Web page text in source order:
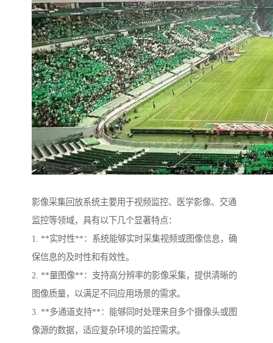
影像采集回放系统主要用于视频监控、医学影像、交通
监控等领域，具有以下几个显著特点：
1. **实时性**：系统能够实时采集视频或图像信息，确
保信息的及时性和有效性。
2. **量图像**：支持高分辨率的影像采集，提供清晰的
图像质量，以满足不同应用场景的需求。
3. **多通道支持**：能够同时处理来自多个摄像头或图
像源的数据，适应复杂环境的监控需求。